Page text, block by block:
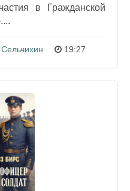
в Гражданской
19:27